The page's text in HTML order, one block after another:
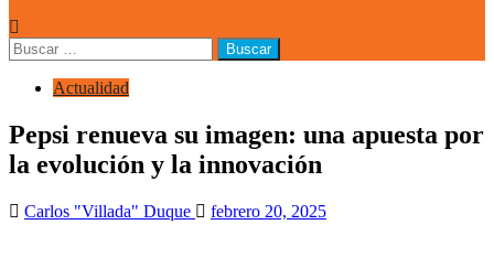
Buscar:
Actualidad
Pepsi renueva su imagen: una apuesta por
la evolución y la innovación
Carlos "Villada" Duque febrero 20, 2025